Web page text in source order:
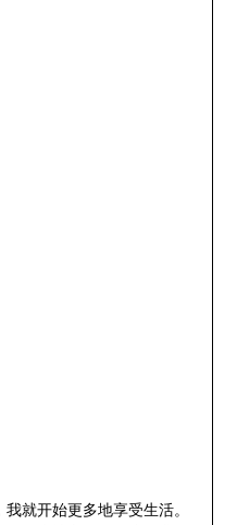
就开始更多地享受生活。